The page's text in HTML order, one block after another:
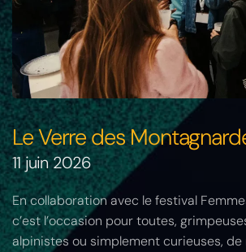
Le Verre des
11 juin 2026
En collaboration avec le festival
c’est l’occasion pour toutes,
alpinistes ou simplement curieuses,